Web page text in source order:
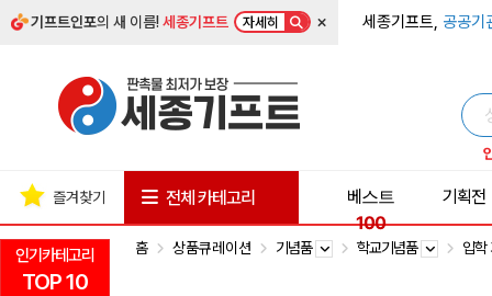
기프트인포의 새 이름!세종기프트 자세히 × 세종기프트, 공공기
인기카테고리
TOP 10
즐겨찾기 전체 카테고리
베스트
100
기획전
홈 상품큐레이션 기념품 학교기념품 입학